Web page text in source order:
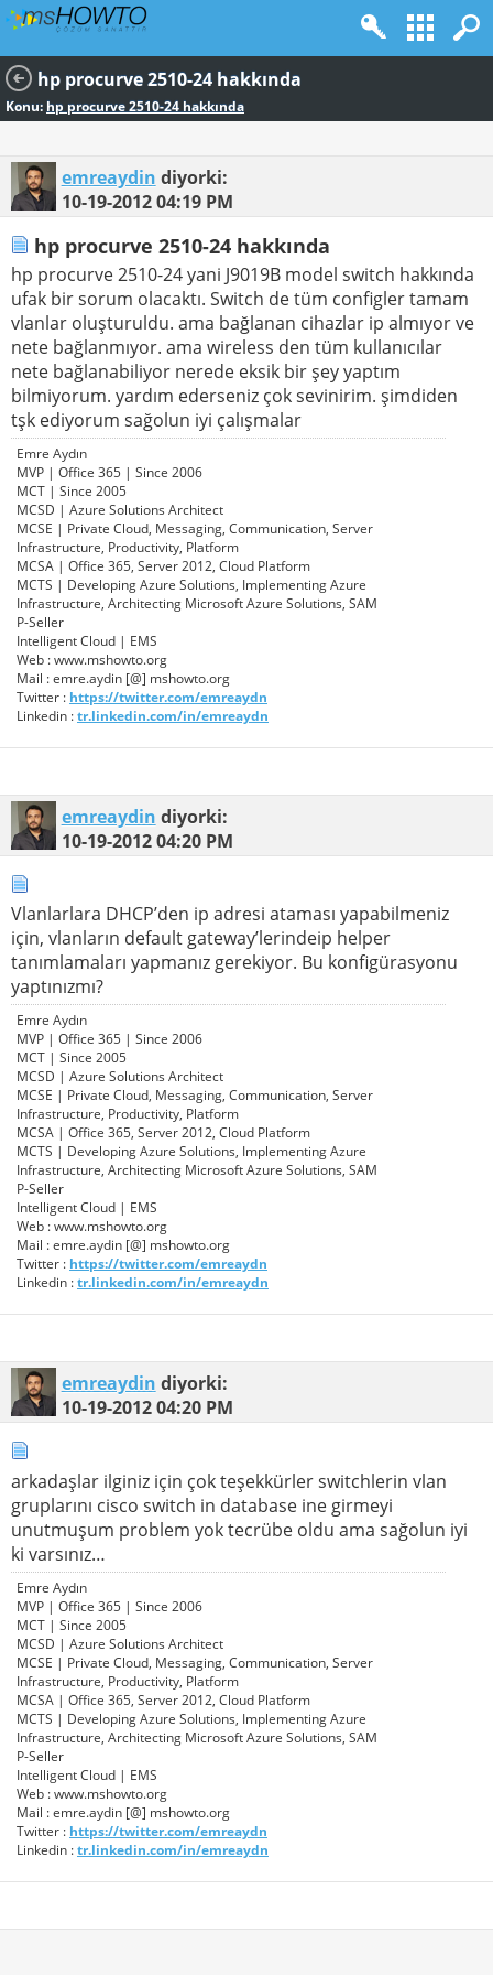
hp procurve 2510-24 hakkında
Konu: hp procurve 2510-24 hakkında
emreaydin diyorki:
10-19-201204:19 PM
hp procurve 2510-24 hakkında
hp procurve 2510-24 yani J9019B model switch hakkında
ufak bir sorum olacaktı. Switch de tüm configler tamam
vlanlar oluşturuldu. ama bağlanan cihazlar ip almıyor ve
nete bağlanmıyor. ama wireless den tüm kullanıcılar
nete bağlanabiliyor nerede eksik bir şey yaptım
bilmiyorum. yardım ederseniz çok sevinirim. şimdiden
tşk ediyorum sağolun iyi çalışmalar
Emre Aydın
MVP | Office 365 | Since 2006
MCT | Since 2005
MCSD | Azure Solutions Architect
MCSE | Private Cloud, Messaging, Communication, Server
Infrastructure, Productivity, Platform
MCSA | Office 365, Server 2012, Cloud Platform
MCTS | Developing Azure Solutions, Implementing Azure
Infrastructure, Architecting Microsoft Azure Solutions, SAM
P-Seller
Intelligent Cloud | EMS
Web : www.mshowto.org
Mail : emre.aydin [@] mshowto.org
Twitter : https://twitter.com/emreaydn
Linkedin :tr.linkedin.com/in/emreaydn
emreaydin diyorki:
10-19-201204:20 PM
Vlanlarlara DHCP’den ip adresi ataması yapabilmeniz
için, vlanların default gateway’lerindeip helper
tanımlamaları yapmanız gerekiyor. Bu konfigürasyonu
yaptınızmı?
Emre Aydın
MVP | Office 365 | Since 2006
MCT | Since 2005
MCSD | Azure Solutions Architect
MCSE | Private Cloud, Messaging, Communication, Server
Infrastructure, Productivity, Platform
MCSA | Office 365, Server 2012, Cloud Platform
MCTS | Developing Azure Solutions, Implementing Azure
Infrastructure, Architecting Microsoft Azure Solutions, SAM
P-Seller
Intelligent Cloud | EMS
Web : www.mshowto.org
Mail : emre.aydin [@] mshowto.org
Twitter : https://twitter.com/emreaydn
Linkedin :tr.linkedin.com/in/emreaydn
emreaydin diyorki:
10-19-201204:20 PM
arkadaşlar ilginiz için çok teşekkürler switchlerin vlan
gruplarını cisco switch in database ine girmeyi
unutmuşum problem yok tecrübe oldu ama sağolun iyi
ki varsınız…
Emre Aydın
MVP | Office 365 | Since 2006
MCT | Since 2005
MCSD | Azure Solutions Architect
MCSE | Private Cloud, Messaging, Communication, Server
Infrastructure, Productivity, Platform
MCSA | Office 365, Server 2012, Cloud Platform
MCTS | Developing Azure Solutions, Implementing Azure
Infrastructure, Architecting Microsoft Azure Solutions, SAM
P-Seller
Intelligent Cloud | EMS
Web : www.mshowto.org
Mail : emre.aydin [@] mshowto.org
Twitter : https://twitter.com/emreaydn
Linkedin :tr.linkedin.com/in/emreaydn